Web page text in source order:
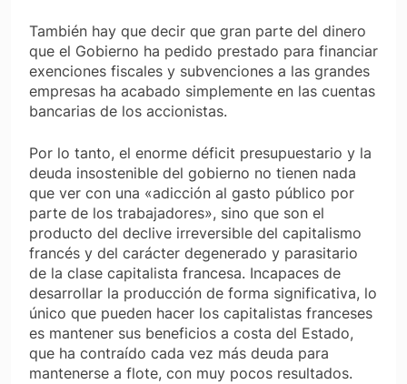
También hay que decir que gran parte del dinero
que el Gobierno ha pedido prestado para financiar
exenciones fiscales y subvenciones a las grandes
empresas ha acabado simplemente en las cuentas
bancarias de los accionistas.
Por lo tanto, el enorme déficit presupuestario y la
deuda insostenible del gobierno no tienen nada
que ver con una «adicción al gasto público por
parte de los trabajadores», sino que son el
producto del declive irreversible del capitalismo
francés y del carácter degenerado y parasitario
de la clase capitalista francesa. Incapaces de
desarrollar la producción de forma significativa, lo
único que pueden hacer los capitalistas franceses
es mantener sus beneficios a costa del Estado,
que ha contraído cada vez más deuda para
mantenerse a flote, con muy pocos resultados.